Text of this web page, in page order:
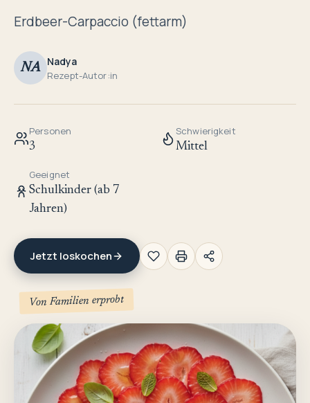
Erdbeer-Carpaccio (fettarm)
NA Nadya
Rezept-Autor:in
Personen
3
Schwierigkeit
Mittel
Geeignet
Schulkinder (ab 7
Jahren)
Jetzt loskochen
Von Familien erprobt